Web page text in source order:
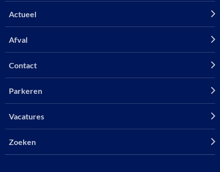
Actueel
Afval
Contact
Parkeren
Vacatures
Zoeken